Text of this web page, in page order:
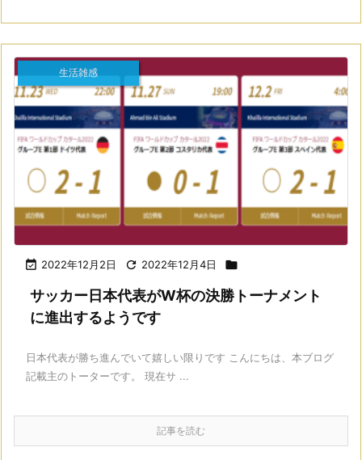
 2022年12月2日  2022年12月4日 
生活雑感
サッカー日本代表がW杯の決勝トーナメント
に進出するようです
日本代表が勝ち進んでいて嬉しい限りです こんにちは、本ブログ
記載主のトーターです。 現在サ ...
記事を読む